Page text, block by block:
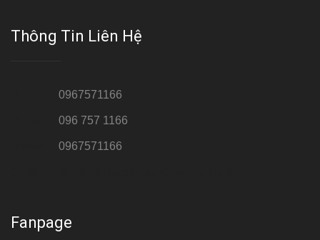
Thông Tin Liên Hệ
0967571166
096 757 1166
0967571166
Fanpage